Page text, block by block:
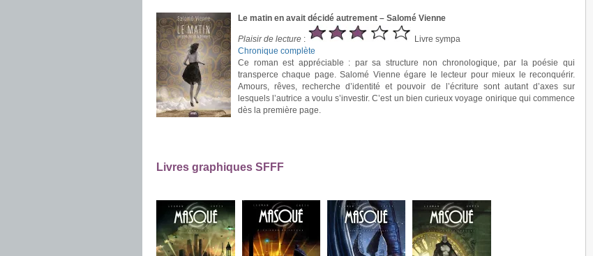
Le matin en avait décidé autrement – Salomé Vienne
Plaisir de lecture :
Livre sympa
Chronique complète
Ce roman est appréciable : par sa structure non chronologique, par la poésie qui
transperce chaque page. Salomé Vienne égare le lecteur pour mieux le reconquérir.
Amours, rêves, recherche d’identité et pouvoir de l’écriture sont autant d’axes sur
lesquels l’autrice a voulu s’investir. C’est un bien curieux voyage onirique qui commence
dès la première page.
Livres graphiques SFFF